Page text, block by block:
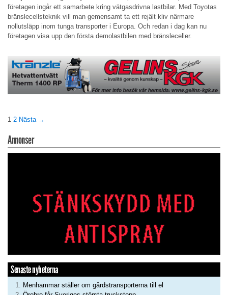
företagen ingår ett samarbete kring vätgasdrivna lastbilar. Med Toyotas
bränslecellsteknik vill man gemensamt ta ett rejält kliv närmare
nollutsläpp inom tunga transporter i Europa. Och redan i dag kan nu
företagen visa upp den första demolastbilen med bränsleceller.
1 2 Nästa →
Annonser
Senaste nyheterna
Menhammar ställer om gårdstransporterna till el